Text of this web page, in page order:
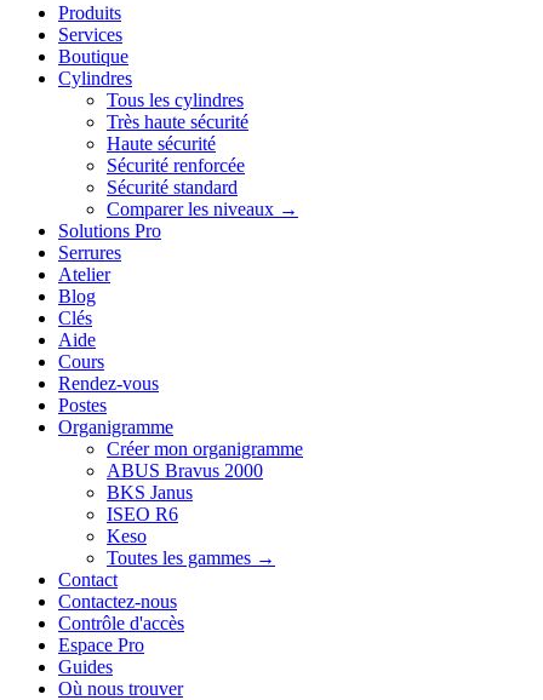
Produits
Services
Boutique
Cylindres
Tous les cylindres
Très haute sécurité
Haute sécurité
Sécurité renforcée
Sécurité standard
Comparer les niveaux →
Solutions Pro
Serrures
Atelier
Blog
Clés
Aide
Cours
Rendez-vous
Postes
Organigramme
Créer mon organigramme
ABUS Bravus 2000
BKS Janus
ISEO R6
Keso
Toutes les gammes →
Contact
Contactez-nous
Contrôle d'accès
Espace Pro
Guides
Où nous trouver